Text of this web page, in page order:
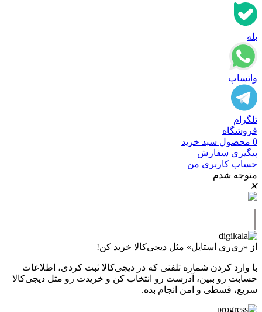
بله
واتساپ
تلگرام
فروشگاه
0 محصول سبد خرید
پیگیری سفارش
حساب کاربری من
متوجه شدم
✕
|
از «ری‌ری استایل» مثل دیجی‌کالا خرید کن!
با وارد کردن شماره تلفنی که در دیجی‌کالا ثبت کردی، اطلاعات
حسابت رو ببین، آدرست رو انتخاب کن و خریدت رو مثل دیجی‌کالا
سریع، قسطی و امن انجام بده.